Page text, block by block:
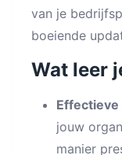
van je
boeiende
Wat leer
jouw
manier